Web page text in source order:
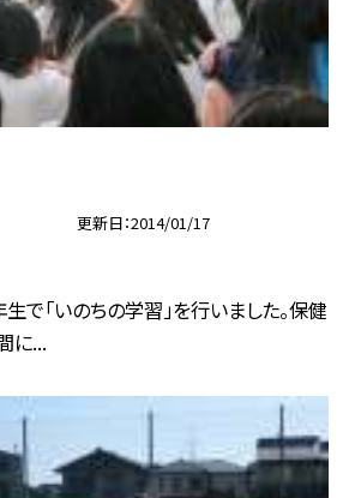
更新日 2014/01/17
生で「いのちの学習」を行いました。保健
に...